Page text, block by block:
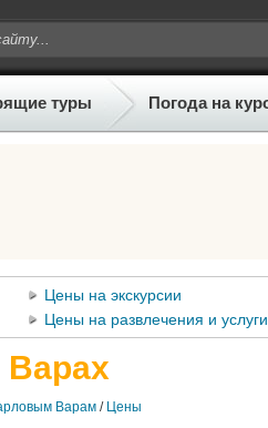
туры Погода на
Цены на экскурсии
Цены на развлечения и услуги
Варам / Цены